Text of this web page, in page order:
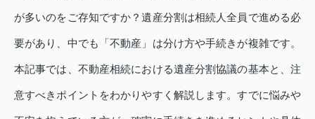
が多いのをご存知ですか？遺産分割は相続人全員で進める必
要があり、中でも「不動産」は分け方や手続きが複雑です。
本記事では、不動産相続における遺産分割協議の基本と、注
意すべきポイントをわかりやすく解説します。すでに悩みや